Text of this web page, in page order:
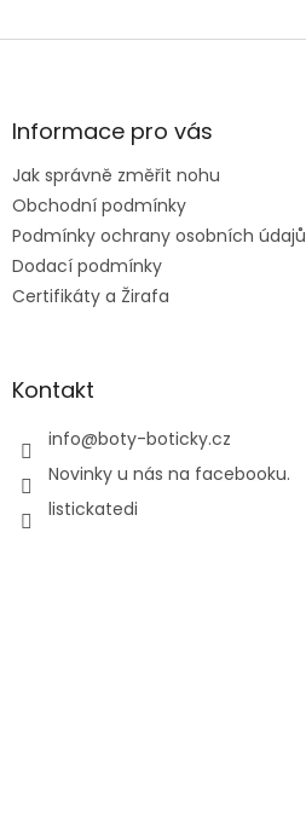
Z
aInformace pro vás
Jak správně změřit nohu
Obchodní podmínky
Podmínky ochrany osobních údajů
Dodací podmínky
Certifikáty a Žirafa
Kontakt
info@boty-boticky.cz
Novinky u nás na facebooku.
listickatedi